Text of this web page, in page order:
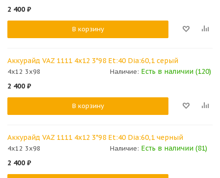
2 400 ₽
В корзину
Аккурайд VAZ 1111 4x12 3*98 Et:40 Dia:60,1 серый
4x12 3x98 Наличие: Есть в наличии (120)
2 400 ₽
В корзину
Аккурайд VAZ 1111 4x12 3*98 Et:40 Dia:60,1 черный
4x12 3x98 Наличие: Есть в наличии (81)
2 400 ₽